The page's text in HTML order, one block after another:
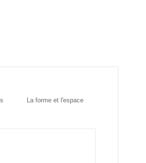
La forme et l'espace